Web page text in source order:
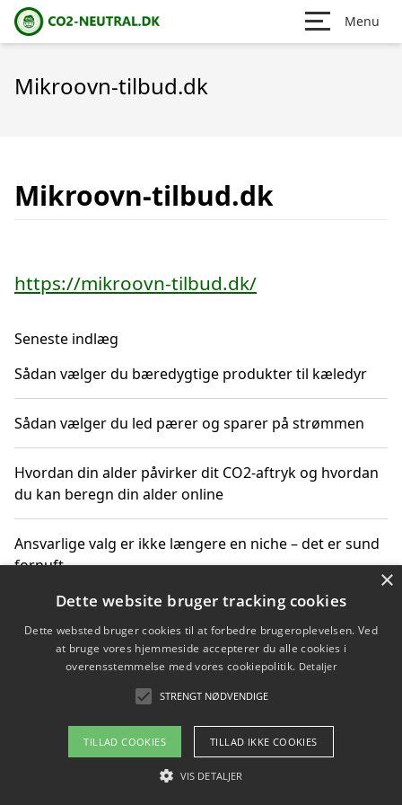
Menu
Mikroovn-tilbud.dk
Mikroovn-tilbud.dk
https://mikroovn-tilbud.dk/
Seneste indlæg
Sådan vælger du bæredygtige produkter til kæledyr
Sådan vælger du led pærer og sparer på strømmen
Hvordan din alder påvirker dit CO2-aftryk og hvordan
du kan beregn din alder online
Ansvarlige valg er ikke længere en niche – det er sund
fornuft
Sådan kan du handle bæredygtigt og bestil med
faktura
Om / kontakt
Blog Betingelser
×
Dette website bruger tracking cookies
Dette websted bruger cookies til at forbedre brugeroplevelsen. Ved
at bruge vores hjemmeside accepterer du alle cookies i
overensstemmelse med vores cookiepolitik. Detaljer
STRENGT NØDVENDIGE
TILLAD COOKIES TILLAD IKKE COOKIES
VIS DETALJER